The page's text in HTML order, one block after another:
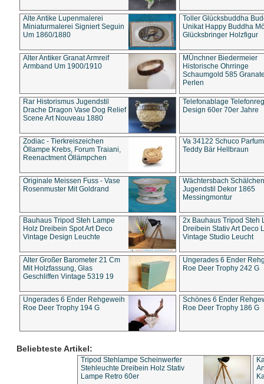
Alte Antike Lupenmalerei
Miniaturmalerei Signiert Seguin
Um 1860/1880
Toller Glücksbuddha
Unikat Happy Buddha
Glücksbringer Holzfigur
Alter Antiker Granat Armreif
Armband Um 1900/1910
MÜnchner Biedermeier
Historische Ohrringe
Schaumgold 585
Perlen
Rar Historismus Jugendstil
Drache Dragon Vase Dog Relief
Scene Art Nouveau 1880
Telefonablage
Design 60er 70er Jahre
Zodiac - Tierkreiszeichen
Öllampe Krebs, Forum Traiani,
Reenactment Öllämpchen
Va 34122 Schuco
Teddy Bär Hellbraun
Originale Meissen Fuss - Vase
Rosenmuster Mit Goldrand
Wächtersbach Schälchen
Jugendstil Dekor 1865
Messingmontur
Bauhaus Tripod Steh Lampe
Holz Dreibein Spot Art Deco
Vintage Design Leuchte
2x Bauhaus Tripod Steh
Dreibein Stativ Art Deco
Vintage Studio Leucht
Alter Großer Barometer 21 Cm
Mit Holzfassung, Glas
Geschliffen Vintage 5319 19
Ungerades 6 Ender
Roe Deer Trophy 242 G
Ungerades 6 Ender Rehgeweih
Roe Deer Trophy 194 G
Schönes 6 Ender
Roe Deer Trophy 186 G
Beliebteste Artikel:
Tripod Stehlampe Scheinwerfer
Stehleuchte Dreibein Holz Stativ
Lampe Retro 60er